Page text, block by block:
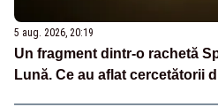
5 aug. 2026, 20:19
Un fragment dintr-o rachetă
Lună. Ce au aflat cercetătorii